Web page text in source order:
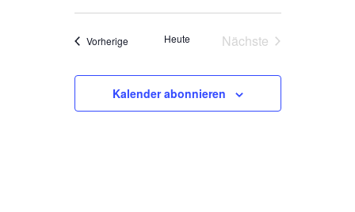
Suche
und
Navigation
VorherigeVeranstaltungen
Heute
Nächste
Kalender abonnieren